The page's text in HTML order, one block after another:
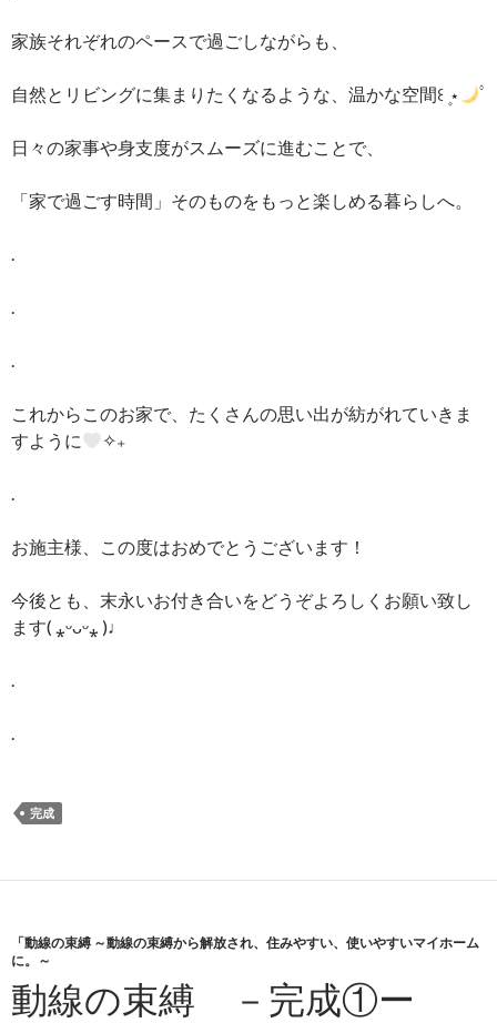
家族それぞれのペースで過ごしながらも、
自然とリビングに集まりたくなるような、温かな空間꒰ ۪ ⋆ ۟
日々の家事や身支度がスムーズに進むことで、
「家で過ごす時間」そのものをもっと楽しめる暮らしへ。
.
.
.
これからこのお家で、たくさんの思い出が紡がれていきま
すように
✧₊
.
お施主様、この度はおめでとうございます！
今後とも、末永いお付き合いをどうぞよろしくお願い致し
ます( ⁎ᵕᴗᵕ⁎ )♩
.
.
完成
「動線の束縛 ～動線の束縛から解放され、住みやすい、使いやすいマイホーム
に。～
動線の束縛 －完成①ー